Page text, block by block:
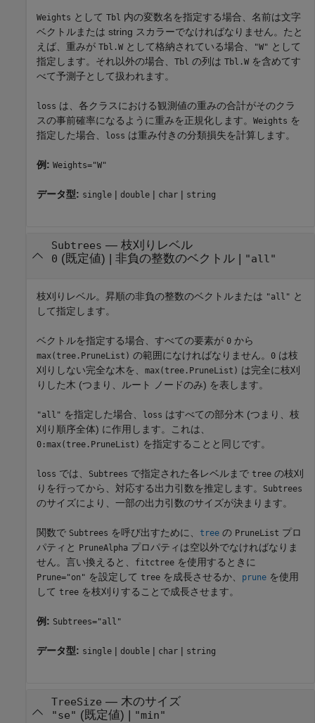
Weights として Tbl
内の変数名を指定する場合、名前は文字
ベクトルまたは string スカラーでなければなりません。たと
えば、重みが Tbl.W として格納されている場合、 "W" として
指定します。それ以外の場合、 Tbl の列は Tbl.W を含めてす
べて予測子として扱われます。
loss は、各クラスにおける観測値の重みの合計がそのクラ
スの事前確率になるように重みを正規化します。 Weights を
指定した場合、
loss は重み付きの分類損失を計算します。
例: Weights="W"
データ型: single | double | char | string
Subtrees — 枝刈りレベル
0 (既定値) | 非負の整数のベクトル| "all"
枝刈りレベル。昇順の非負の整数のベクトルまたは "all" と
して指定します。
ベクトルを指定する場合、すべての要素が 0 から
max(tree.PruneList) の範囲になければなりません。 0 は枝
刈りしない完全な木を、 max(tree.PruneList) は完全に枝刈
りした木 (つまり、ルート ノードのみ) を表します。
"all" を指定した場合、 loss はすべての部分木 (つまり、枝
刈り順序全体) に作用します。これは、
0:max(tree.PruneList) を指定することと同じです。
loss では、 Subtrees で指定された各レベルまで tree の枝刈
りを行ってから、対応する出力引数を推定します。
Subtrees
のサイズにより、一部の出力引数のサイズが決まります。
関数で Subtrees を呼び出すために、 tree の PruneList プロ
パティと PruneAlpha プロパティは空以外でなければなりま
せん。言い換えると、
fitctree を使用するときに
Prune="on" を設定して tree を成長させるか、 prune を使用
して tree を枝刈りすることで成長させます。
例: Subtrees="all"
データ型: single | double | char | string
TreeSize — 木のサイズ
"se" (既定値) | "min"